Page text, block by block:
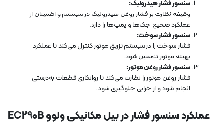
سنسور فشار هیدرولیک:
وظیفه نظارت بر فشار روغن هیدرولیک در سیستم و اطمینان از
عملکرد صحیح جک‌ها و پمپ‌ها را دارد.
سنسور فشار سوخت:
فشار سوخت را در سیستم تزریق موتور کنترل می‌کند تا عملکرد
بهینه موتور تضمین شود.
سنسور فشار روغن موتور:
فشار روغن موتور را نظارت می‌کند تا روانکاری قطعات به‌درستی
انجام شود و از خرابی جلوگیری شود.
عملکرد سنسور فشار در بیل مکانیکی ولوو EC290B